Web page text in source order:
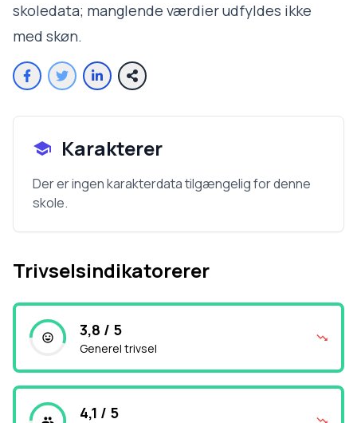
skoledata; manglende værdier udfyldes ikke
med skøn.
Karakterer
Der er ingen karakterdata tilgængelig for denne
skole.
Trivselsindikatorerer
3,8 / 5
Generel trivsel
4,1 / 5